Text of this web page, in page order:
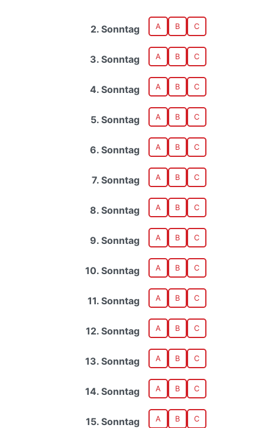
2. Sonntag A B C
3. Sonntag A B C
4. Sonntag A B C
5. Sonntag A B C
6. Sonntag A B C
7. Sonntag A B C
8. Sonntag A B C
9. Sonntag A B C
10. Sonntag A B C
11. Sonntag A B C
12. Sonntag A B C
13. Sonntag A B C
14. Sonntag A B C
15. Sonntag A B C